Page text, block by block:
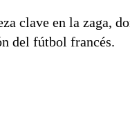
clave en la zaga,
del fútbol francés.